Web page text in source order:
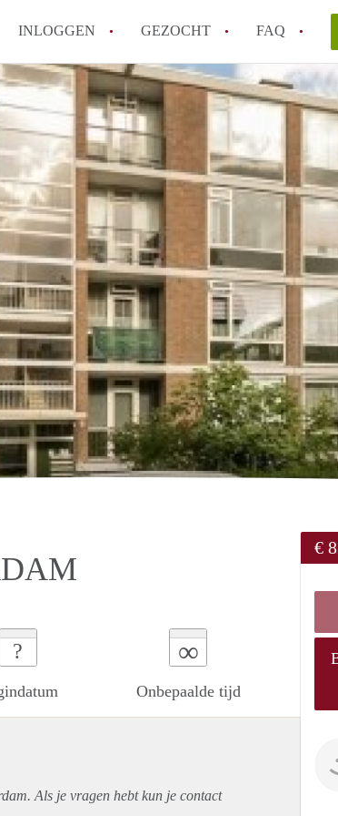
INLOGGEN GEZOCHT FAQ
How to translate AppartementRotterdam!
Wat is AppartementenRotterdam?
Hoeveel kost het om te reageren op een
Wat is de privacyverklaring van
makelaarsvergoeding/bemiddelingsvergoeding?
Alle veelgestelde vragen
? ∞
Onbepaalde tijd
€
Als je vragen hebt kun je contact